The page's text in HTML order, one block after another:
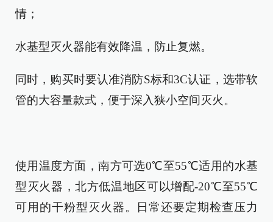
情；
水基型灭火器能有效降温，防止复燃。
同时，购买时要认准消防S标和3C认证，选带软
管的大容量款式，便于深入狭小空间灭火。
使用温度方面，南方可选0℃至55℃适用的水基
型灭火器，北方低温地区可以增配-20℃至55℃
可用的干粉型灭火器。日常还要定期检查压力